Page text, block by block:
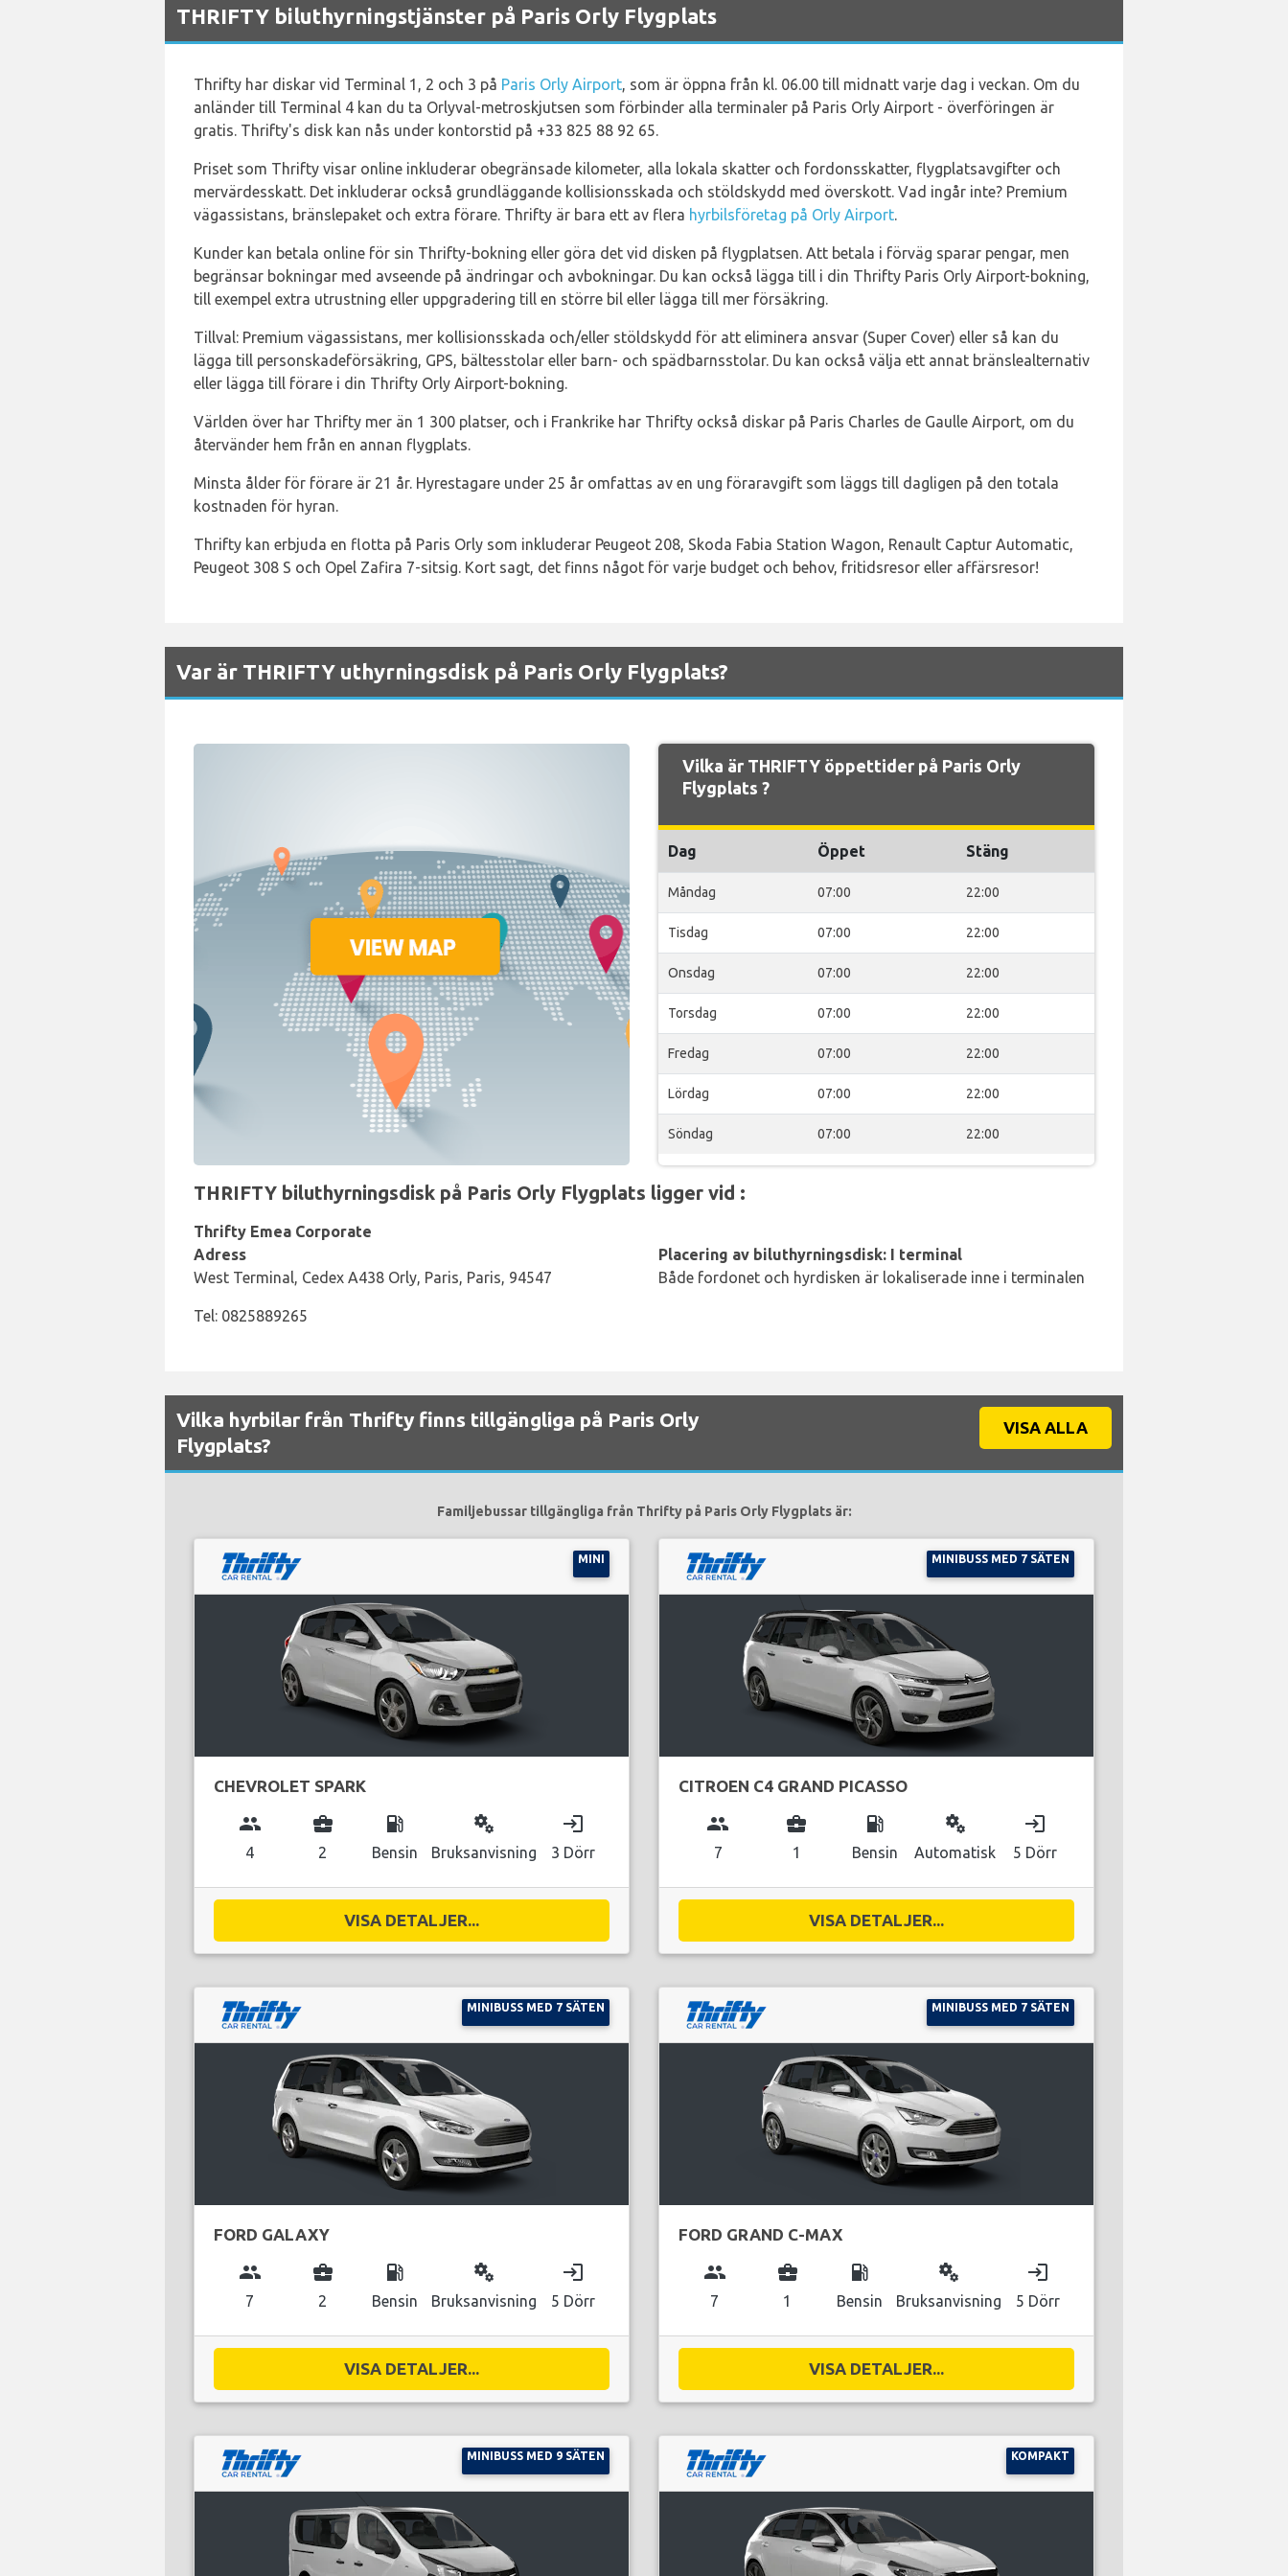
THRIFTY biluthyrningstjänster på Paris Orly Flygplats
Thrifty har diskar vid Terminal 1, 2 och 3 på Paris Orly Airport, som är öppna från kl. 06.00 till midnatt varje dag i veckan. Om du
anländer till Terminal 4 kan du ta Orlyval-metroskjutsen som förbinder alla terminaler på Paris Orly Airport - överföringen är
gratis. Thrifty's disk kan nås under kontorstid på +33 825 88 92 65.
Priset som Thrifty visar online inkluderar obegränsade kilometer, alla lokala skatter och fordonsskatter, flygplatsavgifter och
mervärdesskatt. Det inkluderar också grundläggande kollisionsskada och stöldskydd med överskott. Vad ingår inte? Premium
vägassistans, bränslepaket och extra förare. Thrifty är bara ett av flera hyrbilsföretag på Orly Airport.
Kunder kan betala online för sin Thrifty-bokning eller göra det vid disken på flygplatsen. Att betala i förväg sparar pengar, men
begränsar bokningar med avseende på ändringar och avbokningar. Du kan också lägga till i din Thrifty Paris Orly Airport-bokning,
till exempel extra utrustning eller uppgradering till en större bil eller lägga till mer försäkring.
Tillval: Premium vägassistans, mer kollisionsskada och/eller stöldskydd för att eliminera ansvar (Super Cover) eller så kan du
lägga till personskadeförsäkring, GPS, bältesstolar eller barn- och spädbarnsstolar. Du kan också välja ett annat bränslealternativ
eller lägga till förare i din Thrifty Orly Airport-bokning.
Världen över har Thrifty mer än 1 300 platser, och i Frankrike har Thrifty också diskar på Paris Charles de Gaulle Airport, om du
återvänder hem från en annan flygplats.
Minsta ålder för förare är 21 år. Hyrestagare under 25 år omfattas av en ung föraravgift som läggs till dagligen på den totala
kostnaden för hyran.
Thrifty kan erbjuda en flotta på Paris Orly som inkluderar Peugeot 208, Skoda Fabia Station Wagon, Renault Captur Automatic,
Peugeot 308 S och Opel Zafira 7-sitsig. Kort sagt, det finns något för varje budget och behov, fritidsresor eller affärsresor!
Var är THRIFTY uthyrningsdisk på Paris Orly Flygplats?
Vilka är THRIFTY öppettider på Paris Orly
Flygplats ?
Dag Öppet Stäng
Måndag 07:00 22:00
Tisdag 07:00 22:00
Onsdag 07:00 22:00
Torsdag 07:00 22:00
Fredag 07:00 22:00
Lördag 07:00 22:00
Söndag 07:00 22:00
THRIFTY biluthyrningsdisk på Paris Orly Flygplats ligger vid :
Thrifty Emea Corporate
Adress
West Terminal, Cedex A438 Orly, Paris, Paris, 94547
Tel: 0825889265
Placering av biluthyrningsdisk: I terminal
Både fordonet och hyrdisken är lokaliserade inne i terminalen
Vilka hyrbilar från Thrifty finns tillgängliga på Paris Orly
Flygplats?
VISA ALLA
Familjebussar tillgängliga från Thrifty på Paris Orly Flygplats är:
MINI
CHEVROLET SPARK
group
4
business_center
2
local_gas_station
Bensin
miscellaneous_services
Bruksanvisning
login
3 Dörr
VISA DETALJER...
MINIBUSS MED 7 SÄTEN
CITROEN C4 GRAND PICASSO
group
7
business_center
1
local_gas_station
Bensin
miscellaneous_services
Automatisk
login
5 Dörr
VISA DETALJER...
MINIBUSS MED 7 SÄTEN
FORD GALAXY
group
7
business_center
2
local_gas_station
Bensin
miscellaneous_services
Bruksanvisning
login
5 Dörr
VISA DETALJER...
MINIBUSS MED 7 SÄTEN
FORD GRAND C-MAX
group
7
business_center
1
local_gas_station
Bensin
miscellaneous_services
Bruksanvisning
login
5 Dörr
VISA DETALJER...
MINIBUSS MED 9 SÄTEN KOMPAKT